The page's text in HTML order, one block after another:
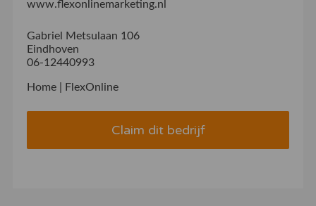
www.flexonlinemarketing.nl
Gabriel Metsulaan 106
Eindhoven
06-12440993
Home | FlexOnline
Claim dit bedrijf